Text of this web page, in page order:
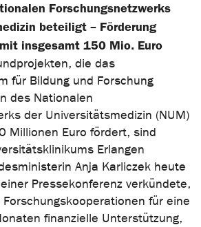
Forschungsnetzwerks
beteiligt – Förderung
insgesamt 150 Mio. Euro
die das
für Bildung und Forschung
des Nationalen
der Universitätsmedizin (NUM)
Millionen Euro fördert, sind
Erlangen
Anja Karliczek heute
Pressekonferenz verkündete,
für eine
finanzielle Unterstützung,